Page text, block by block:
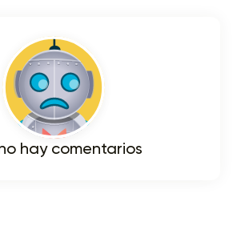
hay comentarios